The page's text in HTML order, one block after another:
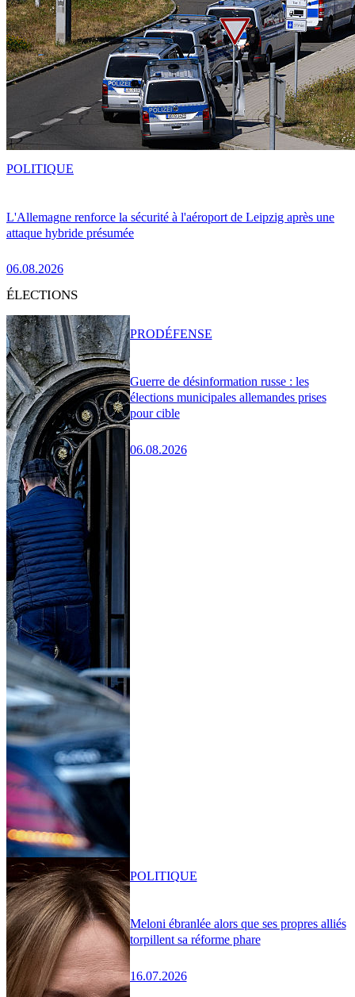
L'Allemagne renforce la sécurité à l'aéroport de Leipzig après une
attaque hybride présumée
06.08.2026
POLITIQUE
ÉLECTIONS
Guerre de désinformation russe : les
élections municipales allemandes prises
pour cible
06.08.2026
PRODÉFENSE
Meloni ébranlée alors que ses propres alliés
torpillent sa réforme phare
16.07.2026
POLITIQUE